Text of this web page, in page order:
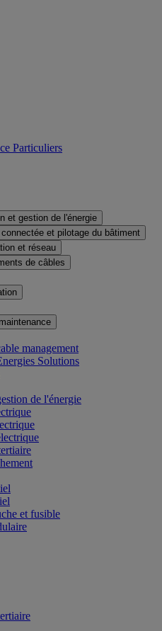
Particuliers
et gestion de l'énergie
et pilotage du bâtiment
et réseau
de câbles
management
Solutions
de l'énergie
et fusible